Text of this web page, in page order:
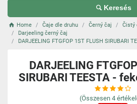
Keresés
Home Čaje dle druhu Černý čaj
Čistý
Darjeeling černý čaj
DARJEELING FTGFOP 1ST FLUSH SIRUBARI
DARJEELING
SIRUBARI TEESTA -
(Összesen 4